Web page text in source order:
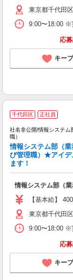
東京都千代田
9:00〜18:00 ※
応
キー
千代田区 正社員
社名非公開/情報システム
職）
情報システム部（
び管理職）★アイデ
ます！
情報システム部（
【基本給】
東京都千代田
9:00〜18:00 ※
応
キー